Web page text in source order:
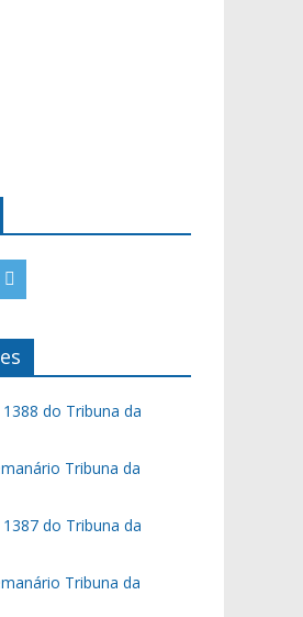
do Tribuna da
Tribuna da
do Tribuna da
Tribuna da